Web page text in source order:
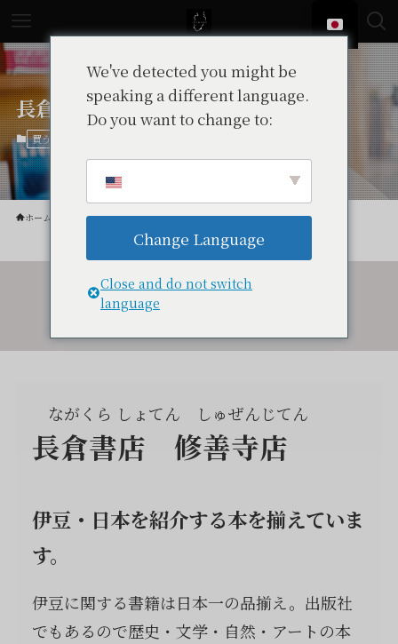
長倉書店 修善寺店
買う
ホーム
令和7年度伴走型小規模事業者支援推進事業
ながくら しょてん しゅぜんじてん
長倉書店 修善寺店
伊豆・日本を紹介する本を揃えていま
す。
伊豆に関する書籍は日本一の品揃え。出版社
でもあるので歴史・文学・自然・アートの本
We've detected you might be
speaking a different language.
Do you want to change to:
Change Language
Close and do not switch
language